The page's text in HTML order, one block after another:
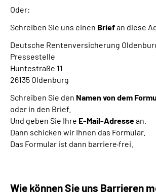
Oder:
Schreiben Sie uns einen Briefan diese
Deutsche Rentenversicherung
Pressestelle
Huntestraße 11
26135 Oldenburg
Schreiben Sie den Namen von dem
oder in den Brief.
Und geben Sie Ihre E-Mail-Adressean.
Dann schicken wir Ihnen das Formular.
Das Formular ist dann barriere·frei.
Wie können Sie uns Barrieren